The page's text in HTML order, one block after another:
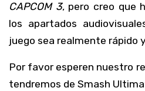
CAPCOM 3, pero creo que
los apartados
juego sea realmente rápido
Por favor esperen nuestro
tendremos de Smash